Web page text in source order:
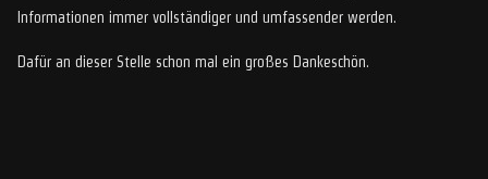
Informationen immer vollständiger und umfassender werden.
Dafür an dieser Stelle schon mal ein großes Dankeschön.